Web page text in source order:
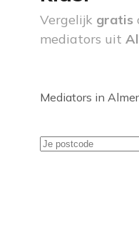
Vergelijk gratis
mediators uit
Mediators in